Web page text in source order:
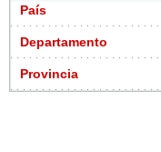
País
Departamento
Provincia